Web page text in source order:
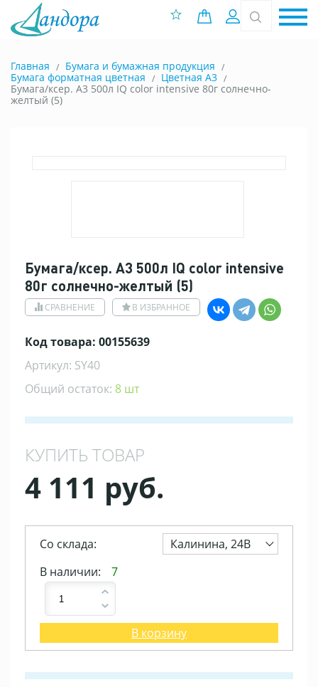
0 позиций
Вход
Главная
Бумага и бумажная продукция
Бумага форматная цветная
Цветная A3
Бумага/ксер. А3 500л IQ color intensive 80г солнечно-
желтый (5)
Бумага/ксер. А3 500л IQ color intensive
80г солнечно-желтый (5)
СРАВНЕНИЕ В ИЗБРАННОЕ
Код товара: 00155639
Артикул: SY40
Общий остаток: 8 шт
КУПИТЬ ТОВАР
4 111 руб.
Со склада:
Калинина, 24В
В наличии:
7
В корзину